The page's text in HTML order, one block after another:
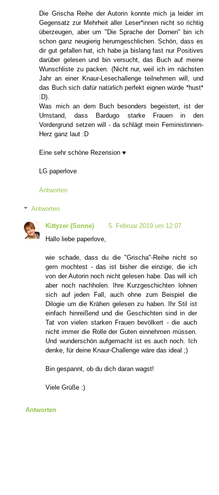
Die Grischa Reihe der Autorin konnte mich ja leider im
Gegensatz zur Mehrheit aller Leser*innen nicht so richtig
überzeugen, aber um "Die Sprache der Dornen" bin ich
schon ganz neugierig herumgeschlichen. Schön, dass es
dir gut gefallen hat, ich habe ja bislang fast nur Positives
darüber gelesen und bin versucht, das Buch auf meine
Wunschliste zu packen. (Nicht nur, weil ich im nächsten
Jahr an einer Knaur-Lesechallenge teilnehmen will, und
das Buch sich dafür natürlich perfekt eignen würde *hust*
:D).
Was mich an dem Buch besonders begeistert, ist der
Umstand, dass Bardugo starke Frauen in den
Vordergrund setzen will - da schlägt mein Feministinnen-
Herz ganz laut :D
Eine sehr schöne Rezension ♥
LG paperlove
Antworten
Antworten
Kittyzer (Sonne)
5. Februar 2019 um 12:07
Hallo liebe paperlove,
wie schade, dass du die "Grischa"-Reihe nicht so
gern mochtest - das ist bisher die einzige, die ich
von der Autorin noch nicht gelesen habe. Das will ich
aber noch nachholen. Ihre Kurzgeschichten lohnen
sich auf jeden Fall, auch ohne zum Beispiel die
Dilogie um die Krähen gelesen zu haben. Ihr Stil ist
einfach hinreißend und die Geschichten sind in der
Tat von vielen starken Frauen bevölkert - die auch
nicht immer die Rolle der Guten einnehmen müssen.
Und wunderschön aufgemacht ist es auch noch. Ich
denke, für deine Knaur-Challenge wäre das ideal ;)
Bin gespannt, ob du dich daran wagst!
Viele Grüße :)
Antworten